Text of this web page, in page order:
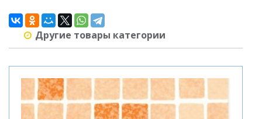
Другие товары категории